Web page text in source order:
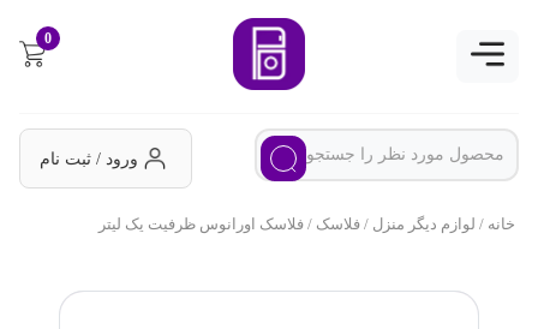
0
ورود / ثبت نام
خانه/ لوازم دیگر منزل/ فلاسک/ فلاسک اورانوس ظرفیت یک لیتر